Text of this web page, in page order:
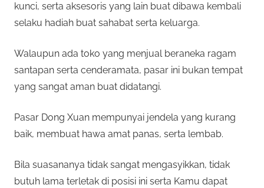
kunci, serta aksesoris yang lain buat dibawa kembali
selaku hadiah buat sahabat serta keluarga.
Walaupun ada toko yang menjual beraneka ragam
santapan serta cenderamata, pasar ini bukan tempat
yang sangat aman buat didatangi.
Pasar Dong Xuan mempunyai jendela yang kurang
baik, membuat hawa amat panas, serta lembab.
Bila suasananya tidak sangat mengasyikkan, tidak
butuh lama terletak di posisi ini serta Kamu dapat